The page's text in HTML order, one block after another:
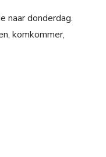
naar donderdag.
komkommer,